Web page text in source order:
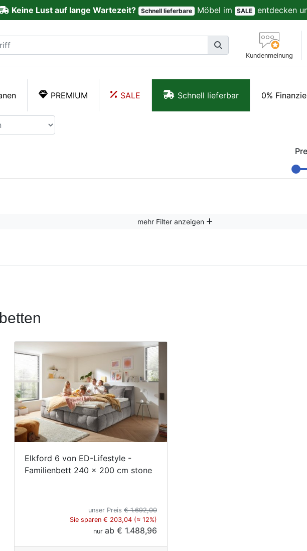
Keine Lust auf lange Wartezeit? Schnell lieferbare Möbel im SALE entdecken
Kundenmeinung
PREMIUM SALE Schnell lieferbar 0%
mehr Filter anzeigen
Elkford 6 von ED-Lifestyle -
Familienbett 240 x 200 cm stone
unser Preis € 1.692,00
Sie sparen € 203,04 (≈ 12%)
nur ab € 1.488,96